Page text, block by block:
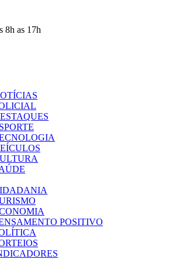
8h as 17h
POSITIVO